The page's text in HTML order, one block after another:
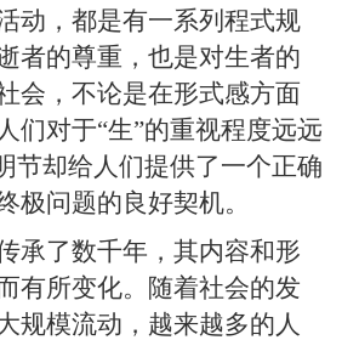
动，都是有一系列程式规
者的尊重，也是对生者的
会，不论是在形式感方面
们对于“生”的重视程度远远
节却给人们提供了一个正确
极问题的良好契机。
承了数千年，其内容和形
有所变化。随着社会的发
规模流动，越来越多的人